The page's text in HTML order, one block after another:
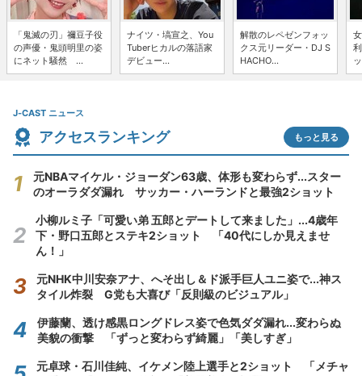
「鬼滅の刃」禰豆子役
の声優・鬼頭明里の姿
にネット騒然 ...
ナイツ・塙宣之、You
Tuberヒカルの落語家
デビュー...
解散のレペゼンフォッ
クス元リーダー・DJ S
HACHO...
J-CAST ニュース
アクセスランキング もっと見る
元NBAマイケル・ジョーダン63歳、体形も変わらず...スター
のオーラダダ漏れ サッカー・ハーランドと最強2ショット
小柳ルミ子「可愛い弟 五郎とデートして来ました」...4歳年
下・野口五郎とステキ2ショット 「40代にしか見えませ
ん！」
元NHK中川安奈アナ、へそ出し＆ド派手巨人ユニ姿で...神ス
タイル炸裂 G党も大喜び「反則級のビジュアル」
伊藤蘭、透け感黒ロングドレス姿で色気ダダ漏れ...変わらぬ
美貌の衝撃 「ずっと変わらず綺麗」「美しすぎ」
元卓球・石川佳純、イケメン陸上選手と2ショット 「メチャ